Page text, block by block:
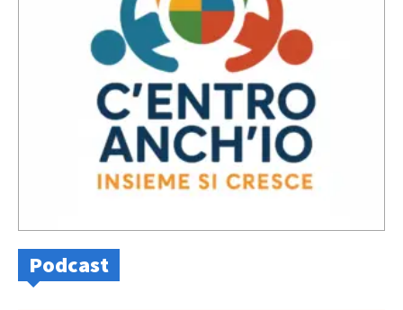
Podcast